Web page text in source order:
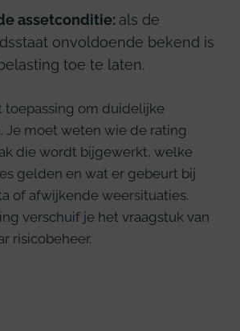
assetconditie: als de
onvoldoende bekend is
toe te laten.
toepassing om duidelijke
Je moet weten wie de rating
die wordt bijgewerkt, welke
gelden en wat er gebeurt bij
of afwijkende weersituaties.
verschuif je het vraagstuk van
risicobeheer.